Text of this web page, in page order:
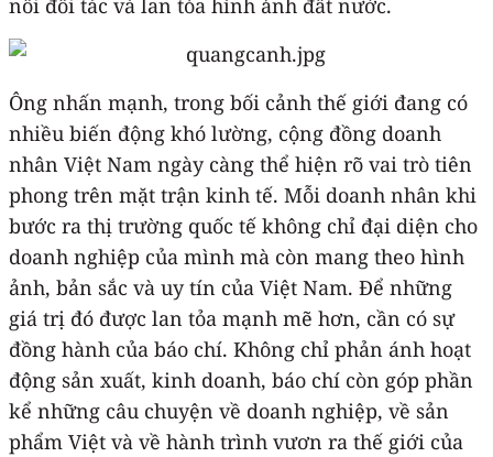
Ông nhấn mạnh, trong bối cảnh thế giới đang có
nhiều biến động khó lường, cộng đồng doanh
nhân Việt Nam ngày càng thể hiện rõ vai trò tiên
phong trên mặt trận kinh tế. Mỗi doanh nhân khi
bước ra thị trường quốc tế không chỉ đại diện cho
doanh nghiệp của mình mà còn mang theo hình
ảnh, bản sắc và uy tín của Việt Nam. Để những
giá trị đó được lan tỏa mạnh mẽ hơn, cần có sự
đồng hành của báo chí. Không chỉ phản ánh hoạt
động sản xuất, kinh doanh, báo chí còn góp phần
kể những câu chuyện về doanh nghiệp, về sản
phẩm Việt và về hành trình vươn ra thế giới của